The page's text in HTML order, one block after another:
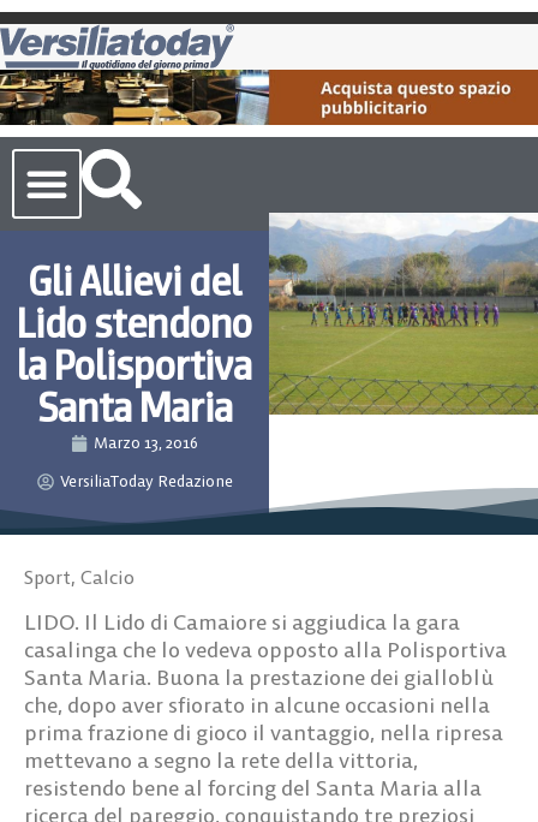
Gli Allievi del
Lido stendono
la Polisportiva
Santa Maria
Marzo 13, 2016
VersiliaToday Redazione
Sport, Calcio
LIDO. Il Lido di Camaiore si aggiudica la gara
casalinga che lo vedeva opposto alla Polisportiva
Santa Maria. Buona la prestazione dei gialloblù
che, dopo aver sfiorato in alcune occasioni nella
prima frazione di gioco il vantaggio, nella ripresa
mettevano a segno la rete della vittoria,
resistendo bene al forcing del Santa Maria alla
ricerca del pareggio, conquistando tre preziosi